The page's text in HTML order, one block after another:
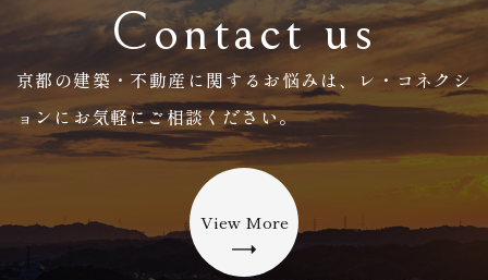
Contact us
京都の建築・不動産に関するお悩みは、
​​​​​​​レ・コネクシ
ョンにお気軽にご相談ください。
View More